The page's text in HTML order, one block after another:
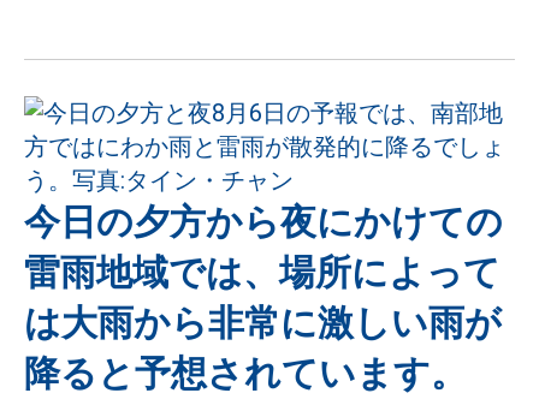
今日の夕方から夜にかけての
雷雨地域では、場所によって
は大雨から非常に激しい雨が
降ると予想されています。